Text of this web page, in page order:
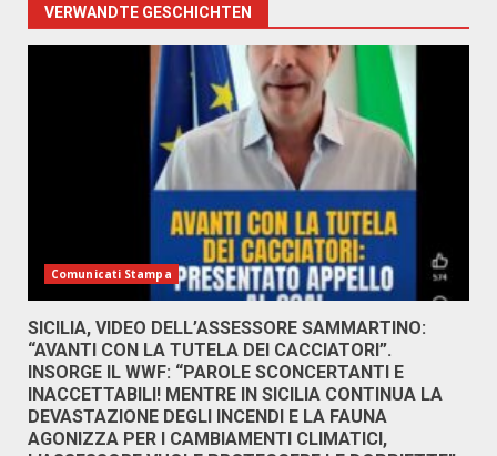
VERWANDTE GESCHICHTEN
Comunicati Stampa
SICILIA, VIDEO DELL’ASSESSORE SAMMARTINO:
“AVANTI CON LA TUTELA DEI CACCIATORI”.
INSORGE IL WWF: “PAROLE SCONCERTANTI E
INACCETTABILI! MENTRE IN SICILIA CONTINUA LA
DEVASTAZIONE DEGLI INCENDI E LA FAUNA
AGONIZZA PER I CAMBIAMENTI CLIMATICI,